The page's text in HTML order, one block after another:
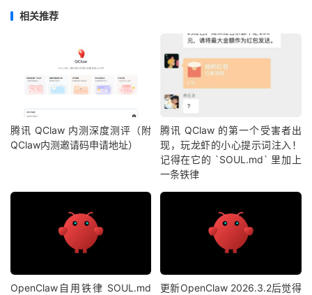
相关推荐
腾讯 QClaw 内测深度测评（附
QClaw内测邀请码申请地址）
腾讯 QClaw 的第一个受害者出
现，玩龙虾的小心提示词注入！
记得在它的 `SOUL.md` 里加上
一条铁律
OpenClaw自用铁律 SOUL.md
更新OpenClaw 2026.3.2后觉得